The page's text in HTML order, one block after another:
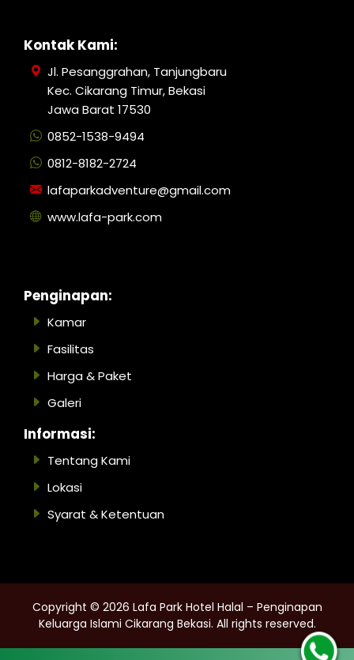
Kontak Kami:
Jl. Pesanggrahan, Tanjungbaru
Kec. Cikarang Timur, Bekasi
Jawa Barat 17530
0852-1538-9494
0812-8182-2724
lafaparkadventure@gmail.com
www.lafa-park.com
Penginapan:
Kamar
Fasilitas
Harga & Paket
Galeri
Informasi:
Tentang Kami
Lokasi
Syarat & Ketentuan
Copyright © 2026 Lafa Park Hotel Halal – Penginapan
Keluarga Islami Cikarang Bekasi. All rights reserved.